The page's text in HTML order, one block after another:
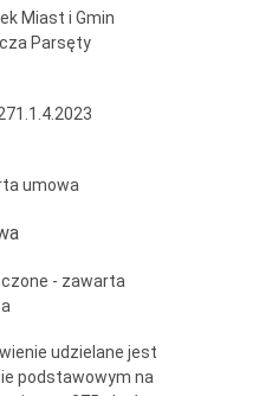
Miast i Gmin
Parsęty
umowa
- zawarta
udzielane jest
podstawowym na